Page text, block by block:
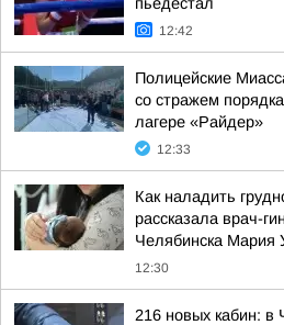
12:42
Полицейские
со стражем
лагере «Райдер»
12:33
Как наладить
рассказала врач-
Челябинска Мария
12:30
216 новых кабин: в